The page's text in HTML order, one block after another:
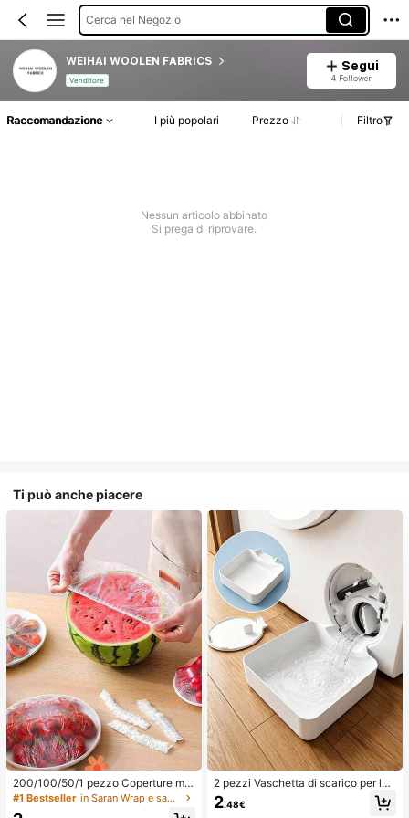
Cerca nel Negozio
WEIHAI WOOLEN FABRICS
Venditore
Segui
4 Follower
Raccomandazione I più popolari Prezzo Filtro
Nessun articolo abbinato
Si prega di riprovare.
Ti può anche piacere
200/100/50/1 pezzo Coperture mo
nouso in pellicola trasparente per al
imenti, Coperture per doccia, Sacc
#1 Bestseller in Saran Wrap e sacchetti di plastica
2 pezzi Vaschetta di scarico per lav
atrice, Tappetino di protezione imp
ermeabile per pavimento della lava
2.48€